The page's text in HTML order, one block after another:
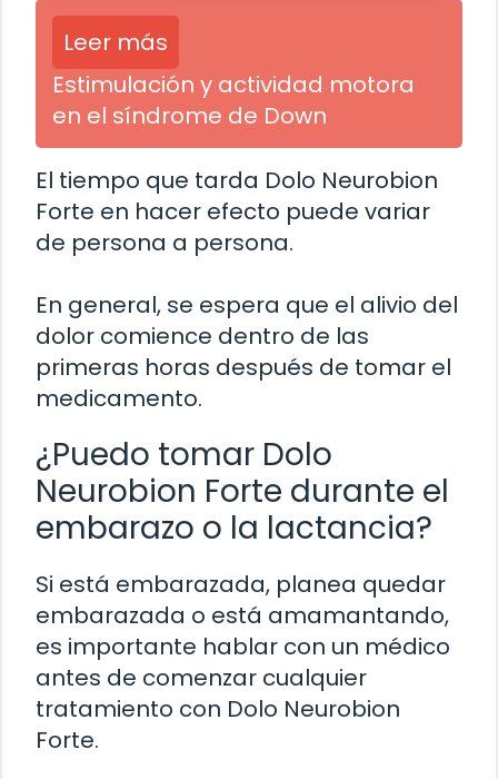
Leer más
Estimulación y actividad motora
en el síndrome de Down
El tiempo que tarda Dolo Neurobion
Forte en hacer efecto puede variar
de persona a persona.
En general, se espera que el alivio del
dolor comience dentro de las
primeras horas después de tomar el
medicamento.
¿Puedo tomar Dolo
Neurobion Forte durante el
embarazo o la lactancia?
Si está embarazada, planea quedar
embarazada o está amamantando,
es importante hablar con un médico
antes de comenzar cualquier
tratamiento con Dolo Neurobion
Forte.